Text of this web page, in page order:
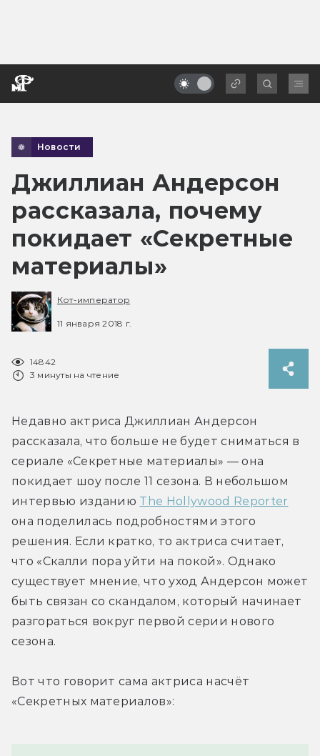
Новости
Джиллиан Андерсон
рассказала, почему
покидает «Секретные
материалы»
Кот-император
11 января 2018 г.
14842
3 минуты на чтение
Недавно актриса Джиллиан Андерсон
рассказала, что больше не будет сниматься в
сериале «Секретные материалы» — она
покидает шоу после 11 сезона. В небольшом
интервью изданию The Hollywood Reporter
она поделилась подробностями этого
решения. Если кратко, то актриса считает,
что «Скалли пора уйти на покой». Однако
существует мнение, что уход Андерсон может
быть связан со скандалом, который начинает
разгораться вокруг первой серии нового
сезона.
Вот что говорит сама актриса насчёт
«Секретных материалов»: